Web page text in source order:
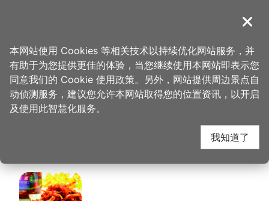
導覽
首页 > 想去的地方 > 美食、购物 > COFFEE OKANE
COFFEE OKANE 周边
店家
关闭
本网站使用 Cookies 等相关技术以持续优化网站服务，并
有助于为您提供更佳的体验，当您继续使用本网站即表示您
同意我们的 Cookie 使用政策。另外，网站提供周边景点自
动侦测服务，建议您允许本网站取得您的位置资讯，以开启
及使用此智慧化服务。
我知道了